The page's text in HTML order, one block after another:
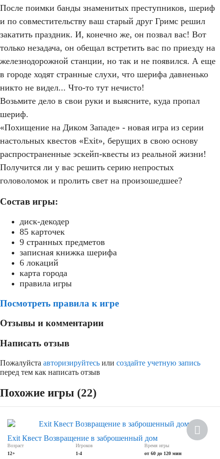
После поимки банды знаменитых преступников, шериф
и по совместительству ваш старый друг Гримс решил
закатить праздник. И, конечно же, он позвал вас! Вот
только незадача, он обещал встретить вас по приезду на
железнодорожной станции, но так и не появился. А еще
в городе ходят странные слухи, что шерифа давненько
никто не видел... Что-то тут нечисто!
Возьмите дело в свои руки и выясните, куда пропал
шериф.
«Похищение на Диком Западе» - новая игра из серии
настольных квестов «Exit», берущих в свою основу
распространенные эскейп-квесты из реальной жизни!
Получится ли у вас решить серию непростых
головоломок и пролить свет на произошедшее?
Состав игры:
диск-декодер
85 карточек
9 странных предметов
записная книжка шерифа
6 локаций
карта города
правила игры
Посмотреть правила к игре
Отзывы и комментарии
Написать отзыв
Пожалуйста авторизируйтесь или создайте учетную запись
перед тем как написать отзыв
Похожие игры (22)
Exit Квест Возвращение в заброшенный дом
Возраст
12+
Игроков
1-4
Время игры
от 60 до 120 мин